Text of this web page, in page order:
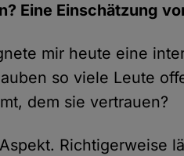
Eine Einschätzung
mir heute eine
so viele Leute
dem sie vertrauen?
Richtigerweise